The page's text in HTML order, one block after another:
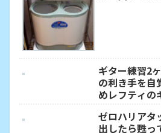
ギター練習2
の利き手を自
めレフティの
ゼロハリアタ
出したら甦っ